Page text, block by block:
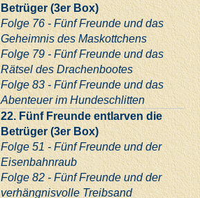
Betrüger (3er Box)
Folge 76 - Fünf Freunde und das
Geheimnis des Maskottchens
Folge 79 - Fünf Freunde und das
Rätsel des Drachenbootes
Folge 83 - Fünf Freunde und das
Abenteuer im Hundeschlitten
22. Fünf Freunde entlarven die
Betrüger (3er Box)
Folge 51 - Fünf Freunde und der
Eisenbahnraub
Folge 82 - Fünf Freunde und der
verhängnisvolle Treibsand